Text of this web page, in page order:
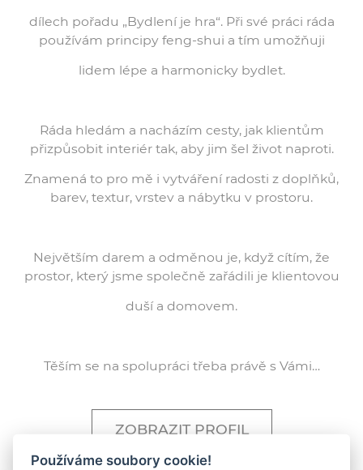
dílech pořadu „Bydlení je hra“. Při své práci ráda
používám principy feng-shui a tím umožňuji
lidem lépe a harmonicky bydlet.
Ráda hledám a nacházím cesty, jak klientům
přizpůsobit interiér tak, aby jim šel život naproti.
Znamená to pro mě i vytváření radosti z doplňků,
barev, textur, vrstev a nábytku v prostoru.
Největším darem a odměnou je, když cítím, že
prostor, který jsme společně zařádili je klientovou
duší a domovem.
Těším se na spolupráci třeba právě s Vámi…
ZOBRAZIT PROFIL
Používáme soubory cookie!